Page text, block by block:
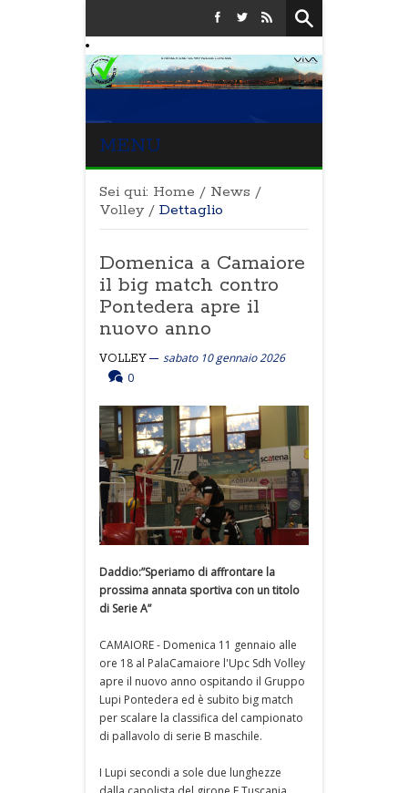
MENU
Sei qui: Home / News /
Volley / Dettaglio
Domenica a Camaiore
il big match contro
Pontedera apre il
nuovo anno
VOLLEY
sabato 10 gennaio 2026
0
Daddio:”Speriamo di affrontare la
prossima annata sportiva con un titolo
di Serie A”
CAMAIORE - Domenica 11 gennaio alle
ore 18 al PalaCamaiore l'Upc Sdh Volley
apre il nuovo anno ospitando il Gruppo
Lupi Pontedera ed è subito big match
per scalare la classifica del campionato
di pallavolo di serie B maschile.
I Lupi secondi a sole due lunghezze